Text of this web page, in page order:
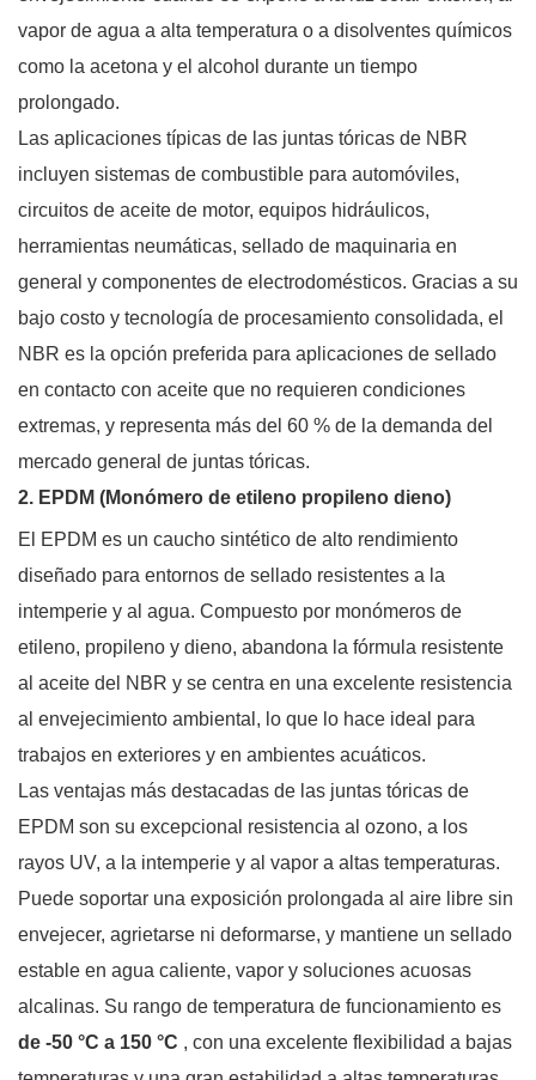
vapor de agua a alta temperatura o a disolventes químicos
como la acetona y el alcohol durante un tiempo
prolongado.
Las aplicaciones típicas de las juntas tóricas de NBR
incluyen sistemas de combustible para automóviles,
circuitos de aceite de motor, equipos hidráulicos,
herramientas neumáticas, sellado de maquinaria en
general y componentes de electrodomésticos. Gracias a su
bajo costo y tecnología de procesamiento consolidada, el
NBR es la opción preferida para aplicaciones de sellado
en contacto con aceite que no requieren condiciones
extremas, y representa más del 60 % de la demanda del
mercado general de juntas tóricas.
2. EPDM (Monómero de etileno propileno dieno)
El EPDM es un caucho sintético de alto rendimiento
diseñado para entornos de sellado resistentes a la
intemperie y al agua. Compuesto por monómeros de
etileno, propileno y dieno, abandona la fórmula resistente
al aceite del NBR y se centra en una excelente resistencia
al envejecimiento ambiental, lo que lo hace ideal para
trabajos en exteriores y en ambientes acuáticos.
Las ventajas más destacadas de las juntas tóricas de
EPDM son su excepcional resistencia al ozono, a los
rayos UV, a la intemperie y al vapor a altas temperaturas.
Puede soportar una exposición prolongada al aire libre sin
envejecer, agrietarse ni deformarse, y mantiene un sellado
estable en agua caliente, vapor y soluciones acuosas
alcalinas. Su rango de temperatura de funcionamiento es
de -50 °C a 150 °C , con una excelente flexibilidad a bajas